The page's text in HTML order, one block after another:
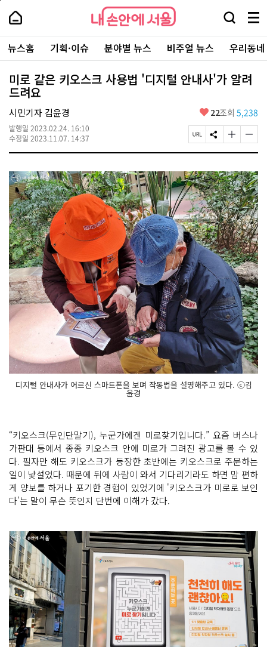
본
로
가
내
손
안
에
서
울
-
서
울
시
대
표
소
통
포
내
손
에
울
검
창
열
기
메
뉴
전
체
보
주
요
서
뉴스홈 기획·이슈 분야별 뉴스 비주얼 뉴스 우리동
미로 같은 키오스크 사용법 '디지털 안내사'가 알려
드려요
시민기자 김윤경
발행일 2023.02.24. 16:10
수정일 2023.11.07. 14:37
좋
요
22조회 5,238
페
이
U
R
L
복
사
S
N
공
유
하
기
글
자
기
크
게
변
경
하
기
글
자
기
작
게
변
경
하
기
디지털 안내사가 어르신 스마트폰을 보며 작동법을 설명해주고 있다. ⓒ김
윤경
“키오스크(무인단말기), 누군가에겐 미로찾기입니다.” 요즘 버스나
가판대 등에서 종종 키오스크 안에 미로가 그려진 광고를 볼 수 있
다. 필자만 해도 키오스크가 등장한 초반에는 키오스크로 주문하는
일이 낯설었다. 때문에 뒤에 사람이 와서 기다리기라도 하면 맘 편하
게 양보를 하거나 포기한 경험이 있었기에 '키오스크가 미로로 보인
다'는 말이 무슨 뜻인지 단번에 이해가 갔다.
페
상
단
로